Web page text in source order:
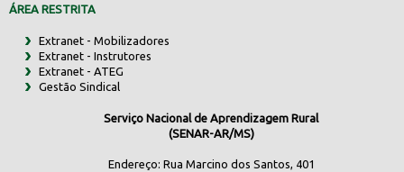
ÁREA RESTRITA
Extranet - Mobilizadores
Extranet - Instrutores
Extranet - ATEG
Gestão Sindical
Serviço Nacional de Aprendizagem Rural
(SENAR-AR/MS)
Endereço: Rua Marcino dos Santos, 401